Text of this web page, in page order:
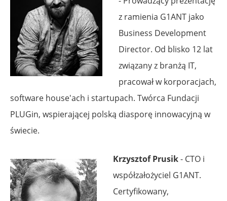
z ramienia G1ANT jako
Business Development
Director. Od blisko 12 lat
związany z branżą IT,
pracował w korporacjach,
software house'ach i startupach. Twórca Fundacji
PLUGin, wspierającej polską diasporę innowacyjną w
świecie.
Krzysztof Prusik- CTO i
współzałożyciel G1ANT.
Certyfikowany,